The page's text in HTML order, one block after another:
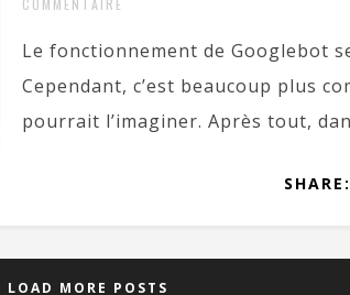
COMMENTAIRE
Le fonctionnement de Googlebot
Cependant, c’est beaucoup plus
pourrait l’imaginer. Après tout,
SHARE:
LOAD MORE POSTS